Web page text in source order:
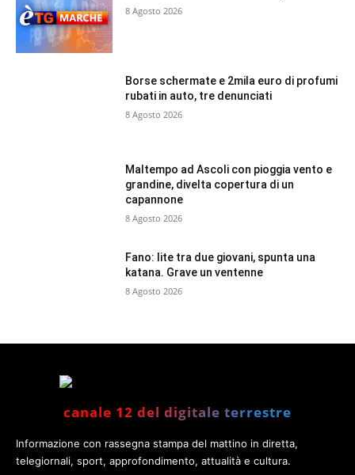
8 Agosto 2026
Borse schermate e 2mila euro di profumi
rubati in auto, tre denunciati
8 Agosto 2026
Maltempo ad Ascoli con pioggia vento e
grandine, divelta copertura di un
capannone
8 Agosto 2026
Fano: lite tra due giovani, spunta una
katana. Grave un ventenne
8 Agosto 2026
canale 12 del digitale terrestre
Informazione con rassegna stampa del mattino in diretta,
telegiornali, sport, approfondimento, attualità e cultura.